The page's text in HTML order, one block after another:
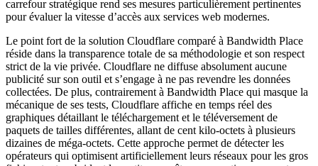
carrefour stratégique rend ses mesures particulièrement pertinentes
pour évaluer la vitesse d’accès aux services web modernes.
Le point fort de la solution Cloudflare comparé à Bandwidth Place
réside dans la transparence totale de sa méthodologie et son respect
strict de la vie privée. Cloudflare ne diffuse absolument aucune
publicité sur son outil et s’engage à ne pas revendre les données
collectées. De plus, contrairement à Bandwidth Place qui masque la
mécanique de ses tests, Cloudflare affiche en temps réel des
graphiques détaillant le téléchargement et le téléversement de
paquets de tailles différentes, allant de cent kilo-octets à plusieurs
dizaines de méga-octets. Cette approche permet de détecter les
opérateurs qui optimisent artificiellement leurs réseaux pour les gros